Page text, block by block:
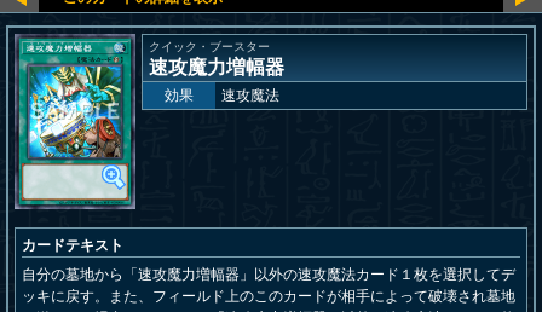
クイック・ブースター
速攻魔力増幅器
効果 速攻魔法
カードテキスト
自分の墓地から「速攻魔力増幅器」以外の速攻魔法カード１枚を選択してデ
ッキに戻す。また、フィールド上のこのカードが相手によって破壊され墓地